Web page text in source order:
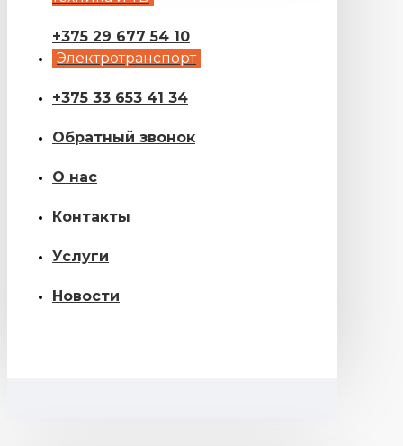
+375 29 677 54 10
Электротранспорт
+375 33 653 41 34
Обратный звонок
О нас
Контакты
Услуги
Новости